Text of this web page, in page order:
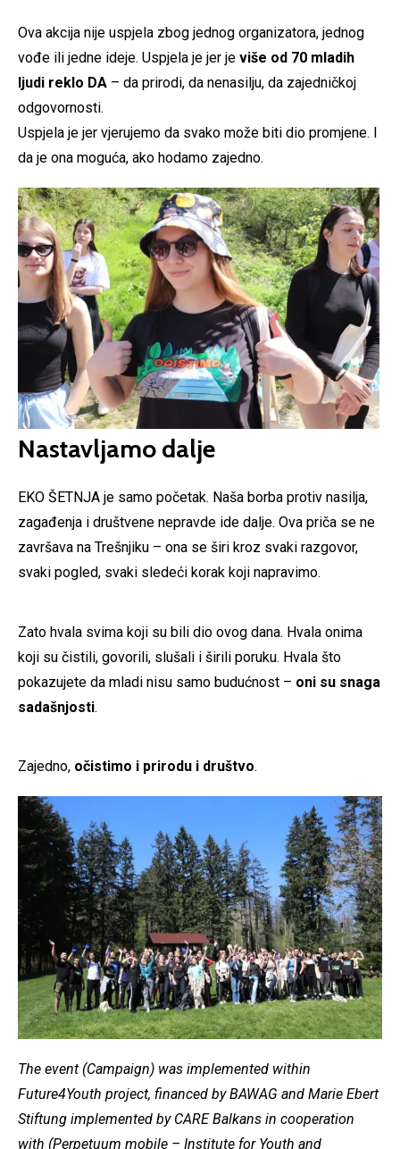
Ova akcija nije uspjela zbog jednog organizatora, jednog
vođe ili jedne ideje. Uspjela je jer je više od 70 mladih
ljudi reklo DA – da prirodi, da nenasilju, da zajedničkoj
odgovornosti.
Uspjela je jer vjerujemo da svako može biti dio promjene. I
da je ona moguća, ako hodamo zajedno.
Nastavljamo dalje
EKO ŠETNJA je samo početak. Naša borba protiv nasilja,
zagađenja i društvene nepravde ide dalje. Ova priča se ne
završava na Trešnjiku – ona se širi kroz svaki razgovor,
svaki pogled, svaki sledeći korak koji napravimo.
Zato hvala svima koji su bili dio ovog dana. Hvala onima
koji su čistili, govorili, slušali i širili poruku. Hvala što
pokazujete da mladi nisu samo budućnost – oni su snaga
sadašnjosti.
Zajedno, očistimo i prirodu i društvo.
The event (Campaign) was implemented within
Future4Youth project, financed by BAWAG and Marie Ebert
Stiftung implemented by CARE Balkans in cooperation
with (Perpetuum mobile – Institute for Youth and